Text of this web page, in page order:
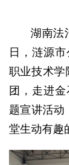
湖南法
日，涟源
职业技术学
团，走进
题宣讲活动
堂生动有趣